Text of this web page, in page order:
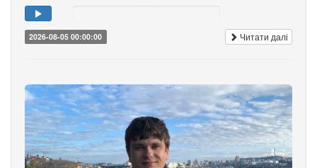
2026-08-05 00:00:00 Читати далі